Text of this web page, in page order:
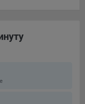
аналитических
хранятся во